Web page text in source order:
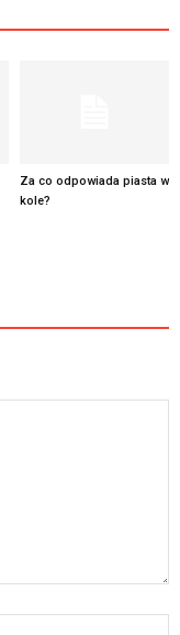
Za co odpowiada piasta w
kole?